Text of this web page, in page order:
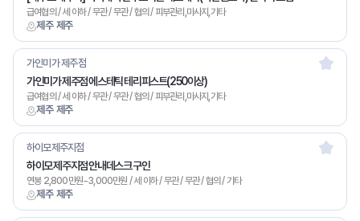
제주 제주
급여협의 / 세 이하 / 무관 / 무관 / 협의 / 피부관리,마사지,기타
제주 제주
가인미가 제주점
가인미가 제주점 에스테틱 테리피스트(250이상)
급여협의 / 세 이하 / 무관 / 무관 / 협의 / 피부관리,마사지,기타
제주 제주
하이모제주지점
하이모 제주지점 안내데스크 구인
연봉 2,800만원~3,000만원 / 세 이하 / 무관 / 무관 / 협의 / 기타